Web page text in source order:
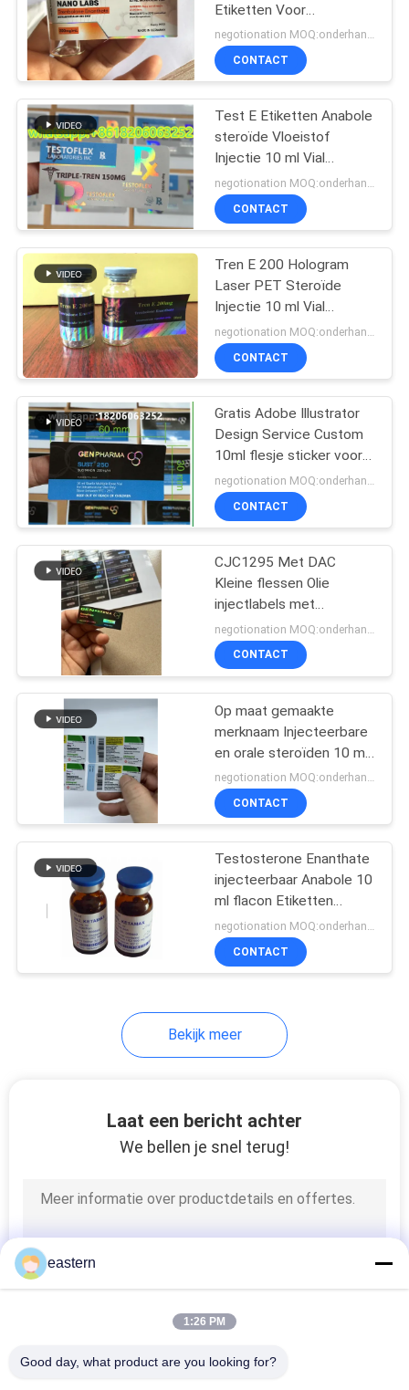
PRIVACY
POLICYde etiketten van het
douaneflesje
111
10ml flesjedozen
45
de sticker van het
veiligheidshologram
27
Farmaceutische
verpakkende doos
Het Etiket van de
geneeskundefles
De Doos van de
kleine glasflesjes
Etiketten Voor
Bodybuilder
negotionation MOQ:onderhandelingen
CONTACT
Test E Etiketten Anabole
steroïde Vloeistof
Injectie 10 ml Vial
Etiketten Vierkant
Scherpe Glanzige
Afwerking
negotionation MOQ:onderhandelingen
CONTACT
Tren E 200 Hologram
Laser PET Steroïde
Injectie 10 ml Vial
Etiketten
CONTACT
Gratis Adobe Illustrator
Design Service Custom
10ml flesje sticker voor
kleine bedrijven
Holographische
kleefstickers
CONTACT
CJC1295 Met DAC
Kleine flessen Olie
injectlabels met
lasereffect
CONTACT
Op maat gemaakte
merknaam Injecteerbare
en orale steroïden 10 ml
flacon
Verpakkingsetiketten
Farmaceutische
negotionation MOQ:onderhandelingen
CONTACT
Testosterone Enanthate
injecteerbaar Anabole 10
ml flacon Etiketten
PAPER/PET/PVC
Materiaal
negotionation MOQ:onderhandelingen
CONTACT
Bekijk meer
Laat een bericht achter
We bellen je snel terug!
eastern
1:26 PM
Good day, what product are you looking for?